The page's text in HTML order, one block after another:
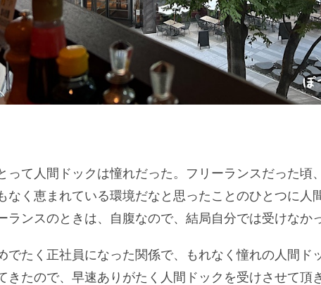
って人間ドックは憧れだった。フリーランスだった頃
なく恵まれている環境だなと思ったことのひとつに人
ランスのときは、自腹なので、結局自分では受けなか
でたく正社員になった関係で、もれなく憧れの人間ド
きたので、早速ありがたく人間ドックを受けさせて頂